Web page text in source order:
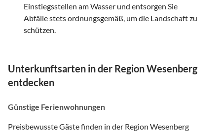
Einstiegsstellen am Wasser und entsorgen Sie
Abfälle stets ordnungsgemäß, um die Landschaft zu
schützen.
Unterkunftsarten in der Region Wesenberg
entdecken
Günstige Ferienwohnungen
Preisbewusste Gäste finden in der Region Wesenberg